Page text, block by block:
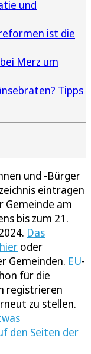
und
ist die
Merz um
Tipps
und -Bürger
eintragen
Gemeinde am
bis zum 21.
Das
oder
Gemeinden. EU-
für die
registrieren
zu stellen.
den Seiten der